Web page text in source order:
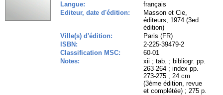
Langue:
français
Editeur, date d'édition:
Masson et Cie,
éditeurs, 1974 (3ed.
édition)
Ville(s) d'édition:
Paris (FR)
ISBN:
2-225-39479-2
Classification MSC:
60-01
Notes:
xii ; tab. ; bibliogr. pp.
263-264 ; index pp.
273-275 ; 24 cm
(3ème édition, revue
et complétée) ; 275 p.